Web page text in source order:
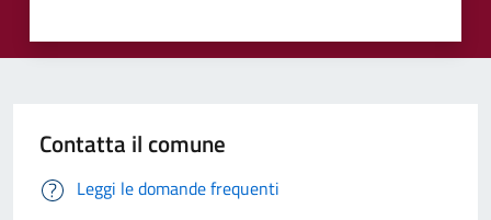
Contatta il comune
Leggi le domande frequenti